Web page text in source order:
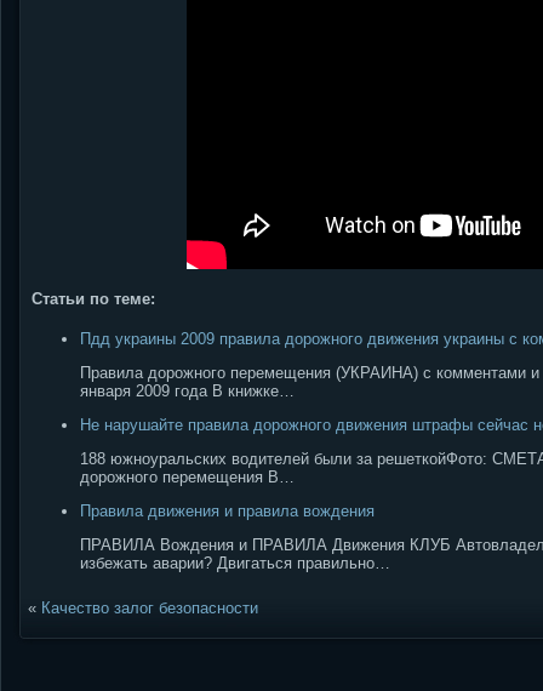
Статьи по теме:
Пдд украины 2009 правила дорожного движения украины с
Правила дорожного перемещения (УКРАИНА) с комментами и
января 2009 года В книжке…
Не нарушайте правила дорожного движения штрафы сейчас
188 южноуральских водителей были за решеткойФото:
дорожного перемещения В…
Правила движения и правила вождения
ПРАВИЛА Вождения и ПРАВИЛА Движения КЛУБ
избежать аварии? Двигаться правильно…
« Качество залог безопасности